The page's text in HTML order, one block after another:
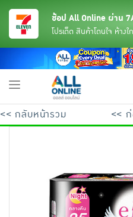
ช้อป All Online ผ่าน
โปรเด็ด สินค้าโดนใจ ห้างใ
Toggle
<< กลับหน้ารวม <<